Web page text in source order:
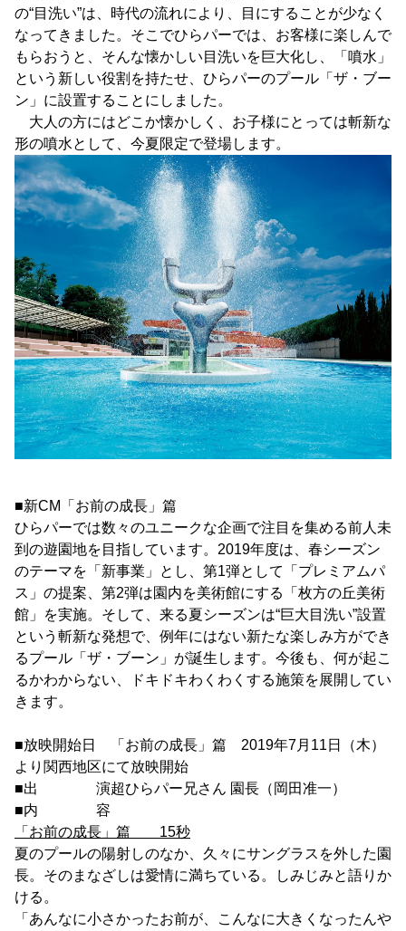
の“目洗い”は、時代の流れにより、目にすることが少なく
なってきました。そこでひらパーでは、お客様に楽しんで
もらおうと、そんな懐かしい目洗いを巨大化し、「噴水」
という新しい役割を持たせ、ひらパーのプール「ザ・ブー
ン」に設置することにしました。
大人の方にはどこか懐かしく、お子様にとっては斬新な
形の噴水として、今夏限定で登場します。
■新CM「お前の成長」篇
ひらパーでは数々のユニークな企画で注目を集める前人未
到の遊園地を目指しています。2019年度は、春シーズン
のテーマを「新事業」とし、第1弾として「プレミアムパ
ス」の提案、第2弾は園内を美術館にする「枚方の丘美術
館」を実施。そして、来る夏シーズンは“巨大目洗い”設置
という斬新な発想で、例年にはない新たな楽しみ方ができ
るプール「ザ・ブーン」が誕生します。今後も、何が起こ
るかわからない、ドキドキわくわくする施策を展開してい
きます。
■放映開始日 「お前の成長」篇 2019年7月11日（木）
より関西地区にて放映開始
■出 演超ひらパー兄さん 園長（岡田准一）
■内 容
「お前の成長」篇 15秒
夏のプールの陽射しのなか、久々にサングラスを外した園
長。そのまなざしは愛情に満ちている。しみじみと語りか
ける。
「あんなに小さかったお前が、こんなに大きくなったんや